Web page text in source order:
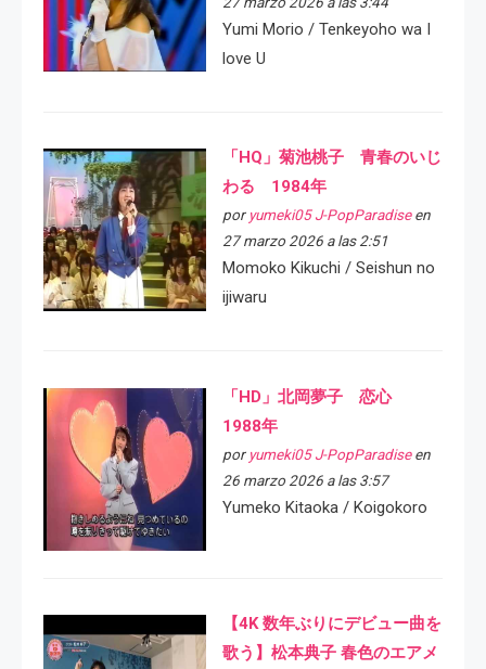
Yumi Morio / Tenkeyoho wa I
love U
「HQ」菊池桃子 青春のいじ
わる 1984年
por yumeki05 J-PopParadiseen
27 marzo 2026 a las 2:51
Momoko Kikuchi / Seishun no
ijiwaru
「HD」北岡夢子 恋心
1988年
por yumeki05 J-PopParadiseen
26 marzo 2026 a las 3:57
Yumeko Kitaoka / Koigokoro
【4K 数年ぶりにデビュー曲を
歌う】松本典子 春色のエアメ